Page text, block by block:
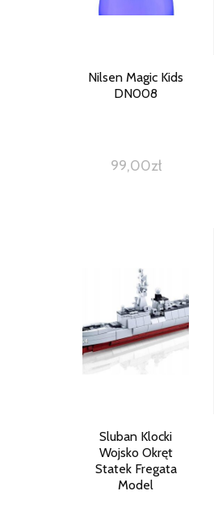
Nilsen Magic Kids
DN008
99,00zł
Sluban Klocki
Wojsko Okręt
Statek Fregata
Model